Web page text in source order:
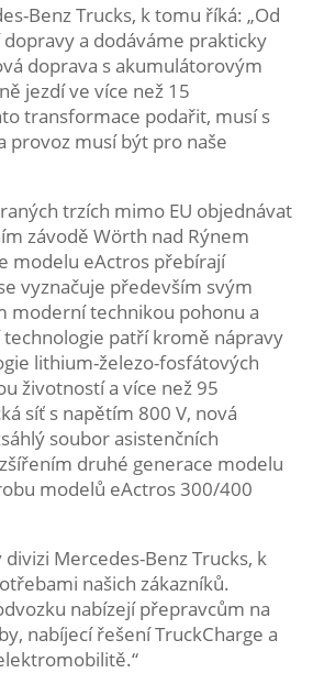
Benz Trucks, k tomu říká: „Od
a dodáváme prakticky
doprava s akumulátorovým
jezdí ve více než 15
transformace podařit, musí s
provoz musí být pro naše
trzích mimo EU objednávat
závodě Wörth nad Rýnem
modelu eActros přebírají
vyznačuje především svým
moderní technikou pohonu a
patří kromě nápravy
lithium-železo-fosfátových
životností a více než 95
síť s napětím 800 V, nová
soubor asistenčních
druhé generace modelu
modelů eActros 300/400
Mercedes-Benz Trucks, k
našich zákazníků.
nabízejí přepravcům na
nabíjecí řešení TruckCharge a